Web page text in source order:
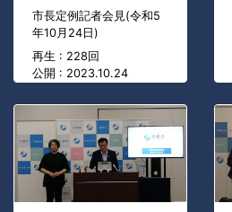
市長定例記者会見(令和5
年10月24日)
再生 : 228回
公開 : 2023.10.24